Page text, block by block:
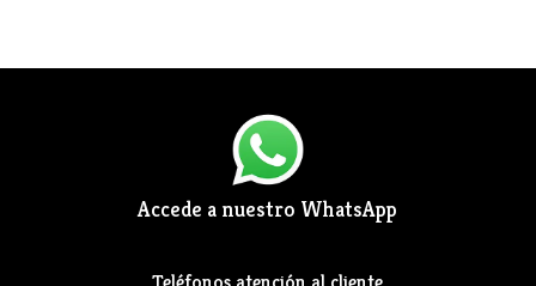
Accede a nuestro WhatsApp